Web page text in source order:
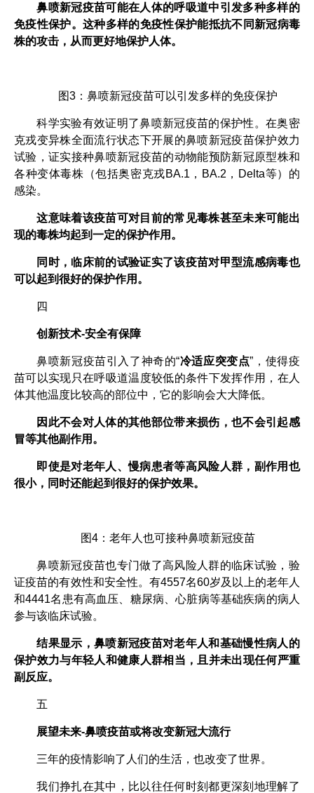
鼻喷新冠疫苗可能在人体的呼吸道中引发多种多样的
免疫性保护。这种多样的免疫性保护能抵抗不同新冠病毒
株的攻击，从而更好地保护人体。
图3：鼻喷新冠疫苗可以引发多样的免疫保护
科学实验有效证明了鼻喷新冠疫苗的保护性。在奥密
克戎变异株全面流行状态下开展的鼻喷新冠疫苗保护效力
试验，证实接种鼻喷新冠疫苗的动物能预防新冠原型株和
各种变体毒株（包括奥密克戎BA.1，BA.2，Delta等）的
感染。
这意味着该疫苗可对目前的常见毒株甚至未来可能出
现的毒株均起到一定的保护作用。
同时，临床前的试验证实了该疫苗对甲型流感病毒也
可以起到很好的保护作用。
四
创新技术-安全有保障
鼻喷新冠疫苗引入了神奇的“冷适应突变点”，使得疫
苗可以实现只在呼吸道温度较低的条件下发挥作用，在人
体其他温度比较高的部位中，它的影响会大大降低。
因此不会对人体的其他部位带来损伤，也不会引起感
冒等其他副作用。
即使是对老年人、慢病患者等高风险人群，副作用也
很小，同时还能起到很好的保护效果。
图4：老年人也可接种鼻喷新冠疫苗
鼻喷新冠疫苗也专门做了高风险人群的临床试验，验
证疫苗的有效性和安全性。有4557名60岁及以上的老年人
和4441名患有高血压、糖尿病、心脏病等基础疾病的病人
参与该临床试验。
结果显示，鼻喷新冠疫苗对老年人和基础慢性病人的
保护效力与年轻人和健康人群相当，且并未出现任何严重
副反应。
五
展望未来-鼻喷疫苗或将改变新冠大流行
三年的疫情影响了人们的生活，也改变了世界。
我们挣扎在其中，比以往任何时刻都更深刻地理解了